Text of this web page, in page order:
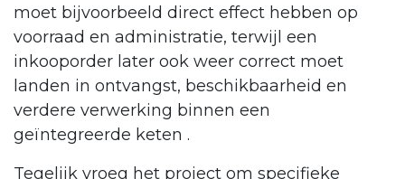
moet bijvoorbeeld direct effect hebben op
voorraad en administratie, terwijl een
inkooporder later ook weer correct moet
landen in ontvangst, beschikbaarheid en
verdere verwerking binnen een
geïntegreerde keten .
Tegelijk vroeg het project om specifieke